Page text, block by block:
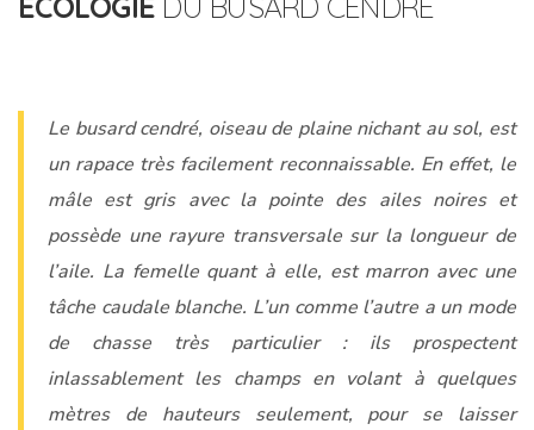
Le busard cendré, oiseau de plaine nichant au sol, est
un rapace très facilement reconnaissable. En effet, le
mâle est gris avec la pointe des ailes noires et
possède une rayure transversale sur la longueur de
l’aile. La femelle quant à elle, est marron avec une
tâche caudale blanche. L’un comme l’autre a un mode
de chasse très particulier : ils prospectent
inlassablement les champs en volant à quelques
mètres de hauteurs seulement, pour se laisser